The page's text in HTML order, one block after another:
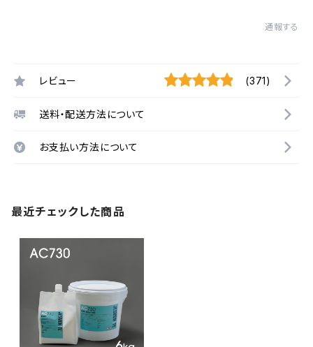
通報する
レビュー (371)
送料・配送方法について
お支払い方法について
最近チェックした商品